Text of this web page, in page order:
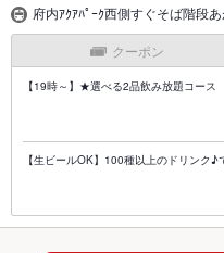
府内ｱｸｱﾊﾟｰｸ西側すぐそば階段
クーポン
【19時～】★選べる2品飲み放題コー
【生ビールOK】100種以上のドリンク